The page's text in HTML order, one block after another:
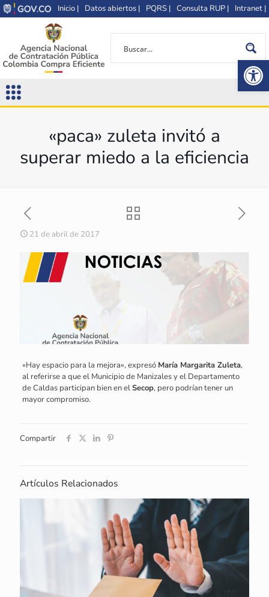
Inicio | Datos abiertos | PQRS | Consulta RUP | Intranet |
«paca» zuleta invitó a
superar miedo a la eficiencia
21 de abril de 2017
«Hay espacio para la mejora», expresó María Margarita Zuleta,
al referirse a que el Municipio de Manizales y el Departamento
de Caldas participan bien en elSecop, pero podrían tener un
mayor compromiso.
Compartir
Artículos Relacionados